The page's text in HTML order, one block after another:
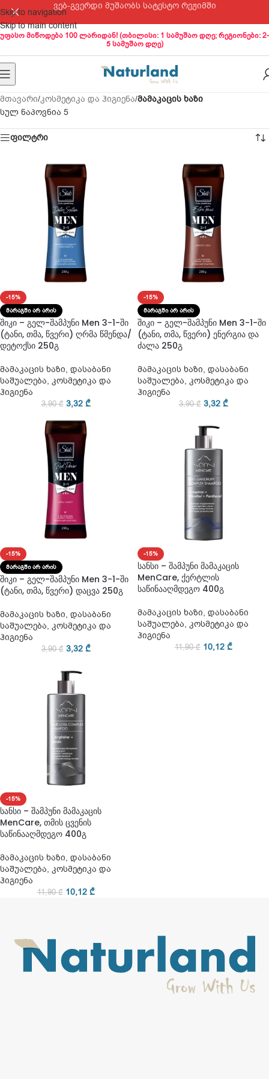
Skip to navigation
Skip to main content
ვებ-გვერდი მუშაობს სატესტო რეჟიმში
უფასო მიწოდება 100 ლარიდან! (თბილისი: 1 სამუშაო დღე; რეგიონები: 2-
5 სამუშაო დღე)
მთავარი/კოსმეტიკა და ჰიგიენა/მამაკაცის ხაზი
სულ ნაპოვნია 5
ფილტრი
-15%
ᲛᲐᲠᲐᲒᲨᲘ ᲐᲠ ᲐᲠᲘᲡ
შიკი – გელ-შამპუნი Men 3-1-ში
(ტანი, თმა, წვერი) ღრმა წმენდა/
დეტოქსი 250გ
მამაკაცის ხაზი, დასაბანი
საშუალება, კოსმეტიკა და
ჰიგიენა
3,90₾ 3,32 ₾
-15%
ᲛᲐᲠᲐᲒᲨᲘ ᲐᲠ ᲐᲠᲘᲡ
შიკი – გელ-შამპუნი Men 3-1-ში
(ტანი, თმა, წვერი) ენერგია და
ძალა 250გ
მამაკაცის ხაზი, დასაბანი
საშუალება, კოსმეტიკა და
ჰიგიენა
3,90₾ 3,32 ₾
-15%
ᲛᲐᲠᲐᲒᲨᲘ ᲐᲠ ᲐᲠᲘᲡ
შიკი – გელ-შამპუნი Men 3-1-ში
(ტანი, თმა, წვერი) დაცვა 250გ
მამაკაცის ხაზი, დასაბანი
საშუალება, კოსმეტიკა და
ჰიგიენა
3,90₾ 3,32 ₾
-15%
სანსი – შამპუნი მამაკაცის
MenCare, ქერტლის
საწინააღმდეგო 400გ
მამაკაცის ხაზი, დასაბანი
საშუალება, კოსმეტიკა და
ჰიგიენა
11,90₾ 10,12 ₾
-15%
სანსი – შამპუნი მამაკაცის
MenCare, თმის ცვენის
საწინააღმდეგო 400გ
მამაკაცის ხაზი, დასაბანი
საშუალება, კოსმეტიკა და
ჰიგიენა
11,90₾ 10,12 ₾